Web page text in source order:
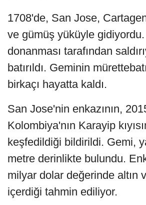
1708'de, San Jose,
ve gümüş yüküyle
donanması tarafından
batırıldı. Geminin
birkaçı hayatta kaldı.
San Jose'nin enkazının,
Kolombiya'nın Karayip
keşfedildiği bildirildi. Gemi,
metre derinlikte bulundu.
milyar dolar değerinde altın
içerdiği tahmin ediliyor.